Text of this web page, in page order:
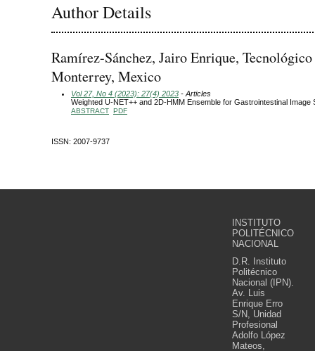
Author Details
Ramírez-Sánchez, Jairo Enrique, Tecnológico
Monterrey, Mexico
Vol 27, No 4 (2023): 27(4) 2023 - Articles
Weighted U-NET++ and 2D-HMM Ensemble for Gastrointestinal Image
ABSTRACT PDF
ISSN: 2007-9737
INSTITUTO
POLITÉCNICO
NACIONAL
D.R. Instituto
Politécnico
Nacional (IPN).
Av. Luis
Enrique Erro
S/N, Unidad
Profesional
Adolfo López
Mateos,